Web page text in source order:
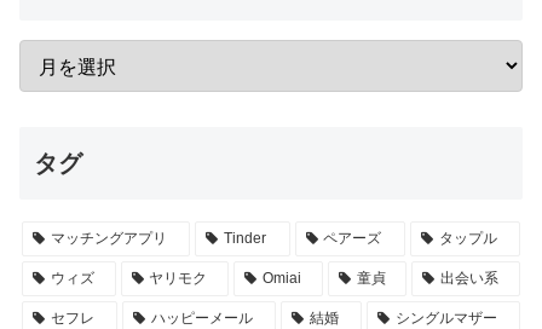
タグ
マッチングアプリ Tinder ペアーズ タップル
ウィズ ヤリモク Omiai 童貞 出会い系
セフレ ハッピーメール 結婚 シングルマザー